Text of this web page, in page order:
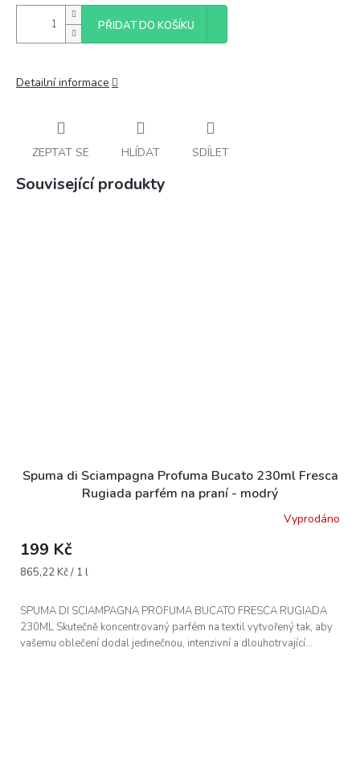
PŘIDAT DO KOŠÍKU
Detailní informace
ZEPTAT SE HLÍDAT SDÍLET
Související produkty
Spuma di Sciampagna Profuma Bucato 230ml Fresca
Rugiada parfém na praní - modrý
Vyprodáno
199 Kč
Měrná
865,22 Kč / 1 l
SPUMA DI SCIAMPAGNA PROFUMA BUCATO FRESCA RUGIADA
230ML Skutečně koncentrovaný parfém na textil vytvořený tak, aby
vašemu oblečení dodal jedinečnou, intenzivní a dlouhotrvající...